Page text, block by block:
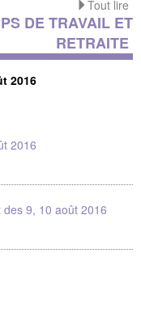
Tout lire
DE TRAVAIL ET
RETRAITE
2016
2016
9, 10 août 2016